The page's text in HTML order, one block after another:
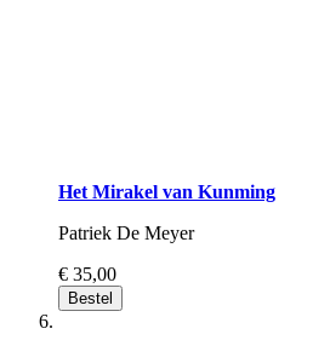
Het Mirakel van Kunming
Patriek De Meyer
€ 35,00
Bestel